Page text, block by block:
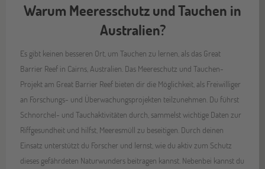
Warum Meeresschutz und Tauchen in
Australien?
Es gibt keinen besseren Ort, um Tauchen zu lernen, als das Great
Barrier Reef in Cairns, Australien. Das Meereschutz und Tauchen-
Projekt am Great Barrier Reef bieten dir die Möglichkeit, als Freiwilliger
an Forschungs- und Überwachungsprojekten teilzunehmen. Du führst
Schnorchel- und Tauchaktivitäten durch, sammelst wichtige Daten zur
Riffgesundheit und hilfst, Meeresmüll zu beseitigen. Durch deinen
Einsatz unterstützt du Forscher und lernst, wie du aktiv zum Schutz
dieses gefährdeten Naturwunders beitragen kannst. Nebenbei kannst du